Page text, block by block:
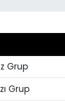
Grup
Grup